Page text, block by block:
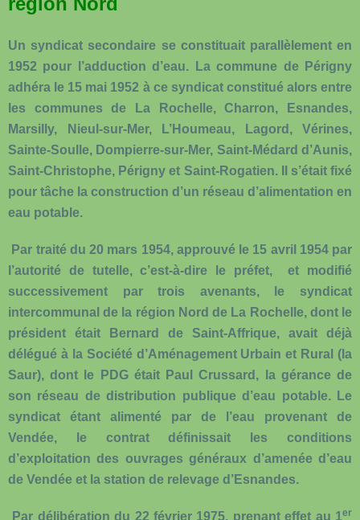
Un syndicat secondaire se constituait parallèlement en
1952 pour l’adduction d’eau. La commune de Périgny
adhéra le 15 mai 1952 à ce syndicat constitué alors entre
les communes de La Rochelle, Charron, Esnandes,
Marsilly, Nieul-sur-Mer, L’Houmeau, Lagord, Vérines,
Sainte-Soulle, Dompierre-sur-Mer, Saint-Médard d’Aunis,
Saint-Christophe, Périgny et Saint-Rogatien. Il s’était fixé
pour tâche la construction d’un réseau d’alimentation en
eau potable.
Par traité du 20 mars 1954, approuvé le 15 avril 1954 par
l’autorité de tutelle, c’est-à-dire le préfet, et modifié
successivement par trois avenants, le syndicat
intercommunal de la région Nord de La Rochelle, dont le
président était Bernard de Saint-Affrique, avait déjà
délégué à la Société d’Aménagement Urbain et Rural (la
Saur), dont le PDG était Paul Crussard, la gérance de
son réseau de distribution publique d’eau potable. Le
syndicat étant alimenté par de l’eau provenant de
Vendée, le contrat définissait les conditions
d’exploitation des ouvrages généraux d’amenée d’eau
de Vendée et la station de relevage d’Esnandes.
Par délibération du 22 février 1975, prenant effet au 1er